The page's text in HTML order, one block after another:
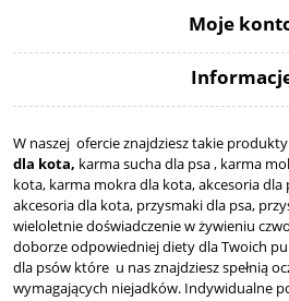
Moje
W naszej ofercie znajdziesz takie
dla kota, karma sucha dla psa , karma
kota, karma mokra dla kota, akcesoria dla
akcesoria dla kota, przysmaki dla psa,
wieloletnie doświadczenie w żywieniu
doborze odpowiedniej diety dla Twoich
dla psów które u nas znajdziesz spełnią
wymagających niejadków. Indywidualne